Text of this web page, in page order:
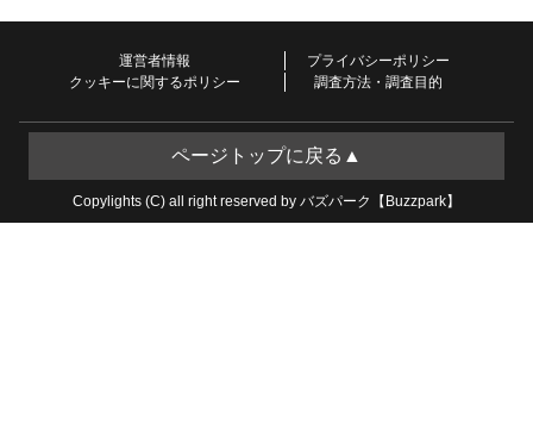
運営者情報
プライバシーポリシー
クッキーに関するポリシー
調査方法・調査目的
ページトップに戻る▲
Copylights (C) all right reserved by バズパーク【Buzzpark】